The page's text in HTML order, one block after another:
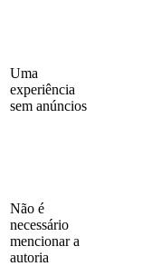
Uma
experiência
sem anúncios
Não é
necessário
mencionar a
autoria